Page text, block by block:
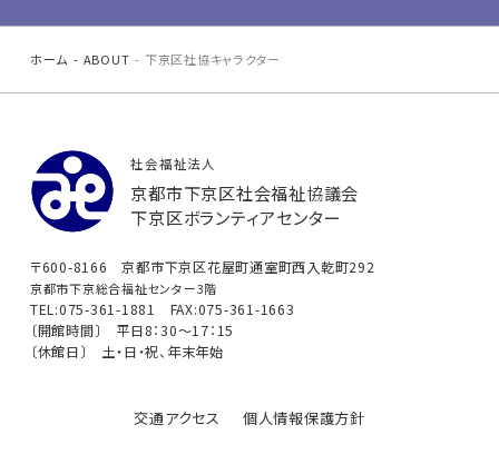
ホーム ABOUT 下京区社協キャラクター
社会福祉法人
京都市下京区社会福祉協議会
下京区ボランティアセンター
〒600-8166 京都市下京区花屋町通室町西入乾町292
京都市下京総合福祉センター3階
TEL:075-361-1881 FAX:075-361-1663
〔開館時間〕 平日8：30〜17：15
〔休館日〕 土・日・祝、年末年始
交通アクセス 個人情報保護方針